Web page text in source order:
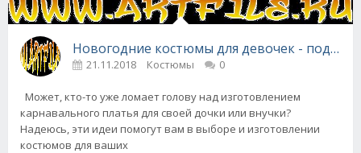
Новогодние костюмы для девочек -
21.11.2018 Костюмы 0
Может, кто-то уже ломает голову над изготовлением
карнавального платья для своей дочки или внучки?
Надеюсь, эти идеи помогут вам в выборе и изготовлении
костюмов для ваших